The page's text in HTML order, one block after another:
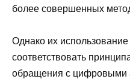
более совершенных
Однако их
соответствовать
обращения с цифровыми